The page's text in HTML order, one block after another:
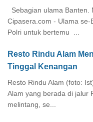
Sebagian ulama Banten.
Cipasera.com - Ulama
Polri untuk bertemu ...
Resto Rindu Alam
Tinggal Kenangan
Resto Rindu Alam (foto:
Alam yang berada di jalur
melintang, se...